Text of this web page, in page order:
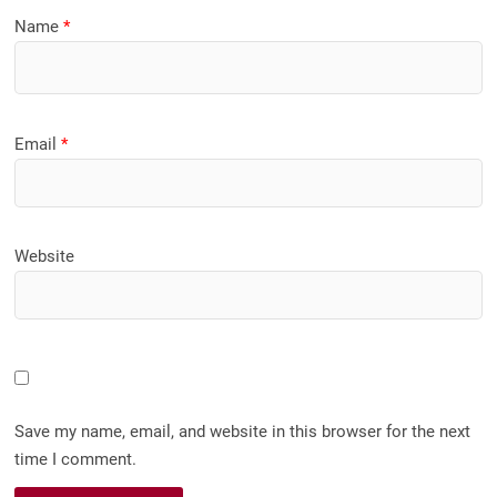
Name*
Email*
Website
Save my name, email, and website in this browser for the next
time I comment.